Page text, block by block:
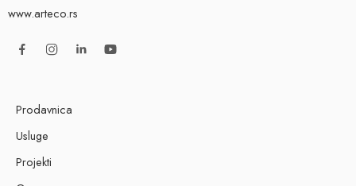
www.arteco.rs
Prodavnica
Usluge
Projekti